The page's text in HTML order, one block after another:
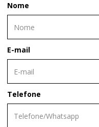
Nome
E-mail
Telefone